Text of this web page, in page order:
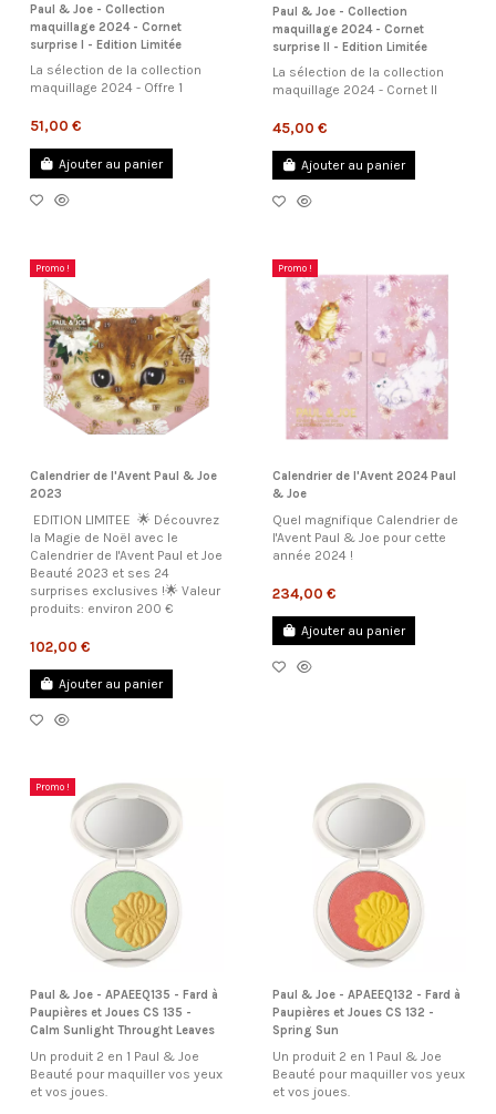
Paul & Joe - Collection
maquillage 2024 - Cornet
surprise I - Edition Limitée
La sélection de la collection
maquillage 2024 - Offre 1
51,00 €
Ajouter au panier
Paul & Joe - Collection
maquillage 2024 - Cornet
surprise II - Edition Limitée
La sélection de la collection
maquillage 2024 - Cornet II
45,00 €
Ajouter au panier
Promo !
Calendrier de l'Avent Paul & Joe
2023
EDITION LIMITEE 🌟 Découvrez
la Magie de Noël avec le
Calendrier de l'Avent Paul et Joe
Beauté 2023 et ses 24
surprises exclusives !🌟 Valeur
produits: environ 200 €
102,00 €
Ajouter au panier
Promo !
Calendrier de l'Avent 2024 Paul
& Joe
Quel magnifique Calendrier de
l'Avent Paul & Joe pour cette
année 2024 !
234,00 €
Ajouter au panier
Promo !
Paul & Joe - APAEEQ135 - Fard à
Paupières et Joues CS 135 -
Calm Sunlight Throught Leaves
Un produit 2 en 1 Paul & Joe
Beauté pour maquiller vos yeux
et vos joues.
Paul & Joe - APAEEQ132 - Fard à
Paupières et Joues CS 132 -
Spring Sun
Un produit 2 en 1 Paul & Joe
Beauté pour maquiller vos yeux
et vos joues.